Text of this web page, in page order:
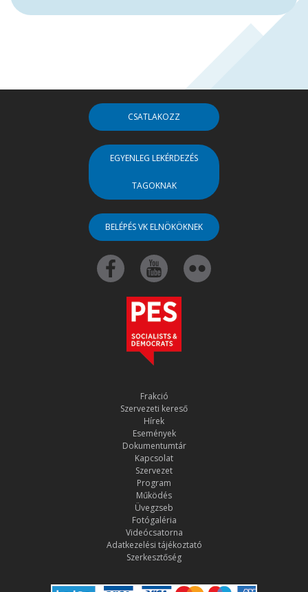
CSATLAKOZZ
EGYENLEG LEKÉRDEZÉS
TAGOKNAK
BELÉPÉS VK ELNÖKÖKNEK
Frakció
Szervezeti kereső
Hírek
Események
Dokumentumtár
Kapcsolat
Szervezet
Program
Működés
Üvegzseb
Fotógaléria
Videócsatorna
Adatkezelési tájékoztató
Szerkesztőség